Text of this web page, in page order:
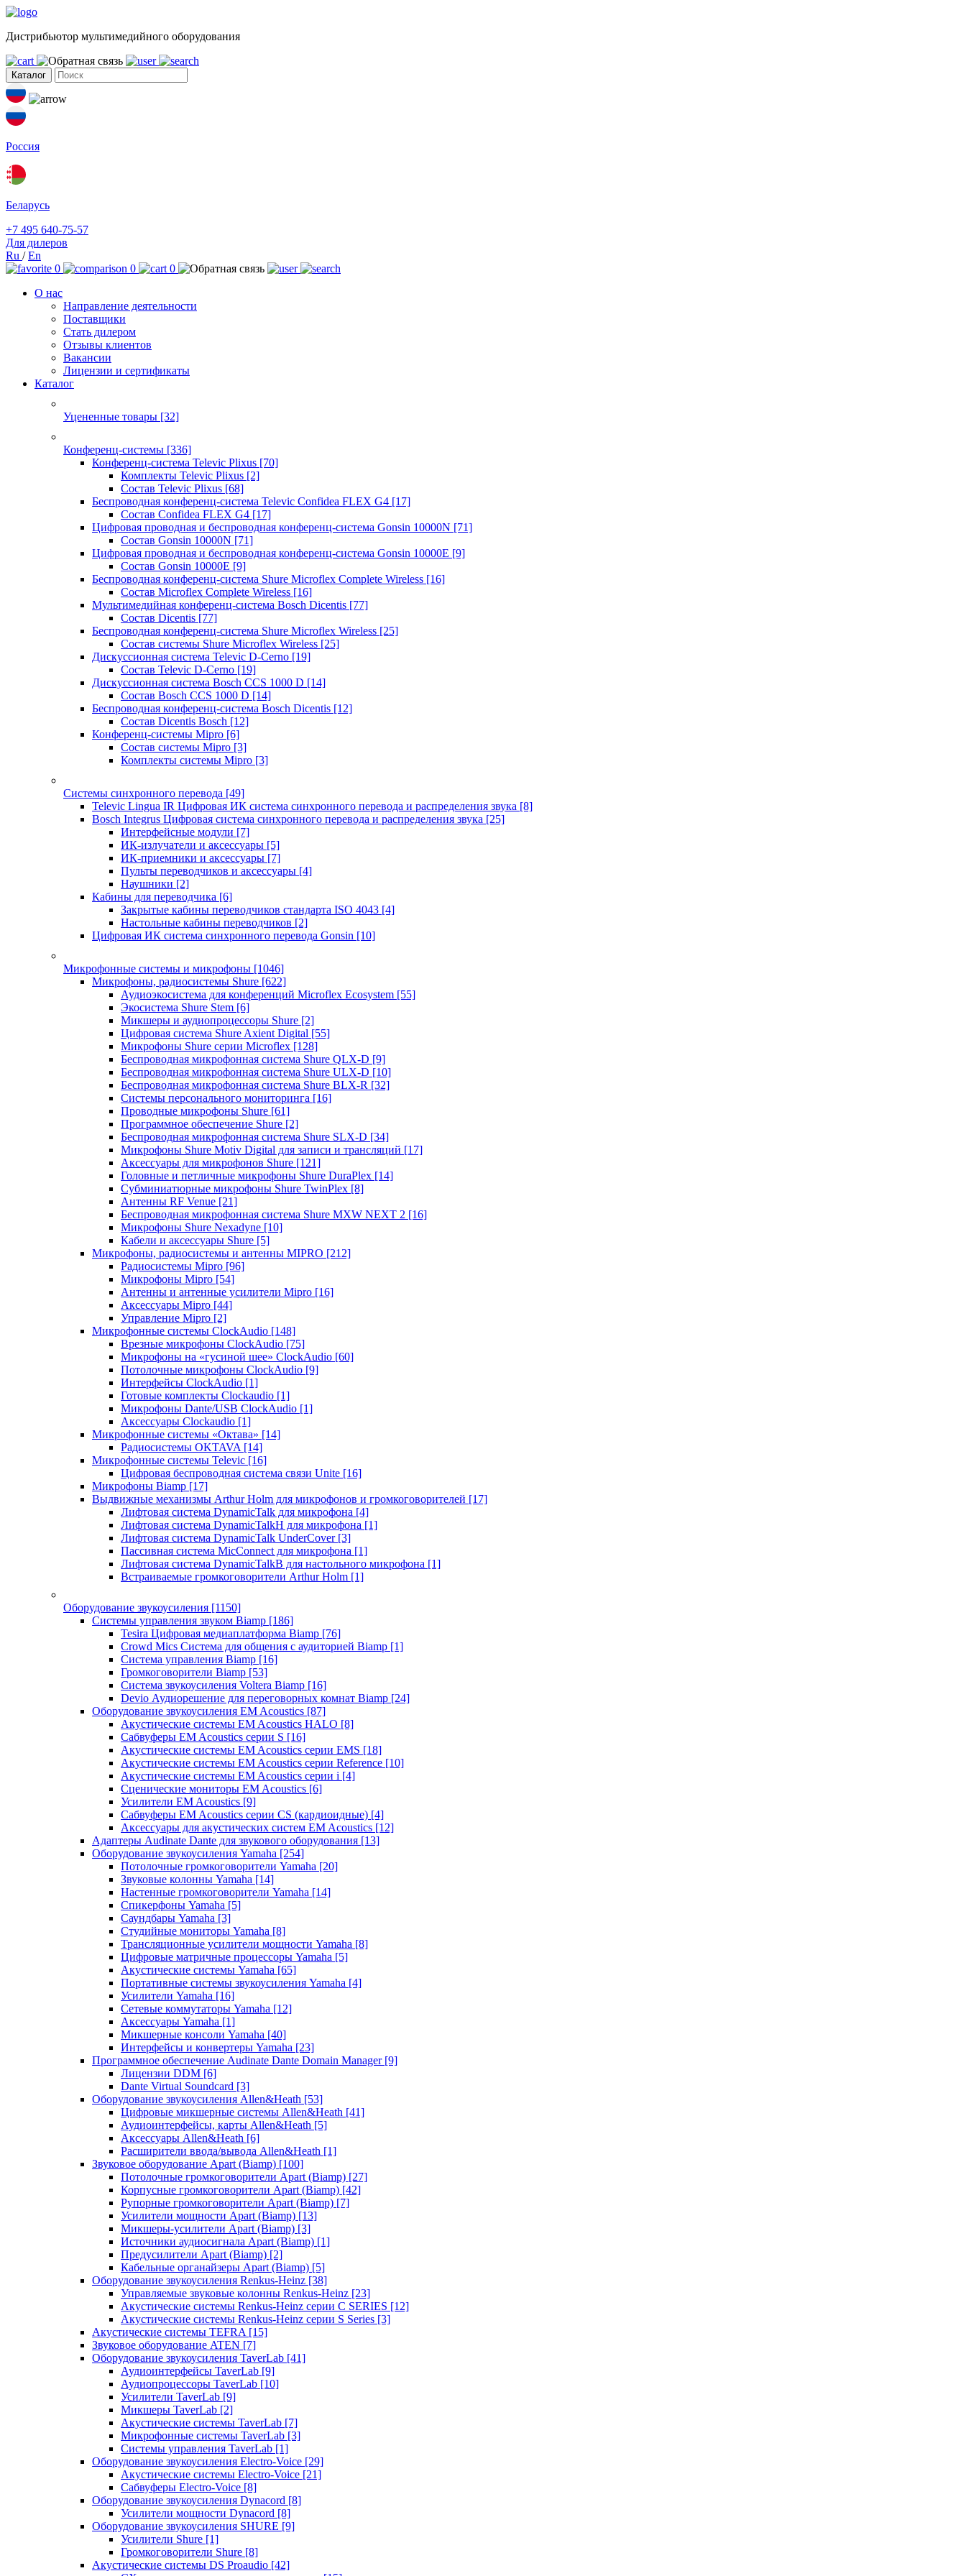
Дистрибьютор мультимедийного оборудования
Каталог
Россия
Беларусь
+7 495 640-75-57
Для дилеров
Ru /En
0
0
0
О нас
Направление деятельности
Поставщики
Стать дилером
Отзывы клиентов
Вакансии
Лицензии и сертификаты
Каталог
Уцененные товары [32]
Конференц-системы [336]
Конференц-система Televic Plixus [70]
Комплекты Televic Plixus [2]
Состав Televic Plixus [68]
Беспроводная конференц-система Televic Confidea FLEX G4 [17]
Состав Confidea FLEX G4 [17]
Цифровая проводная и беспроводная конференц-система Gonsin 10000N [71]
Состав Gonsin 10000N [71]
Цифровая проводная и беспроводная конференц-система Gonsin 10000E [9]
Состав Gonsin 10000E [9]
Беспроводная конференц-система Shure Microflex Complete Wireless [16]
Состав Microflex Complete Wireless [16]
Мультимедийная конференц-система Bosch Dicentis [77]
Состав Dicentis [77]
Беспроводная конференц-система Shure Microflex Wireless [25]
Состав системы Shure Microflex Wireless [25]
Дискуссионная система Televic D-Cerno [19]
Состав Televic D-Cerno [19]
Дискуссионная система Bosch CCS 1000 D [14]
Состав Bosch CCS 1000 D [14]
Беспроводная конференц-система Bosch Dicentis [12]
Состав Dicentis Bosch [12]
Конференц-системы Mipro [6]
Состав системы Mipro [3]
Комплекты системы Mipro [3]
Системы синхронного перевода [49]
Televic Lingua IR Цифровая ИК система синхронного перевода и распределения звука [8]
Bosch Integrus Цифровая система синхронного перевода и распределения звука [25]
Интерфейсные модули [7]
ИК-излучатели и аксессуары [5]
ИК-приемники и аксессуары [7]
Пульты переводчиков и аксессуары [4]
Наушники [2]
Кабины для переводчика [6]
Закрытые кабины переводчиков стандарта ISO 4043 [4]
Настольные кабины переводчиков [2]
Цифровая ИК система синхронного перевода Gonsin [10]
Микрофонные системы и микрофоны [1046]
Микрофоны, радиосистемы Shure [622]
Аудиоэкосистема для конференций Microflex Ecosystem [55]
Экосистема Shure Stem [6]
Микшеры и аудиопроцессоры Shure [2]
Цифровая система Shure Axient Digital [55]
Микрофоны Shure серии Microflex [128]
Беспроводная микрофонная система Shure QLX-D [9]
Беспроводная микрофонная система Shure ULX-D [10]
Беспроводная микрофонная система Shure BLX-R [32]
Системы персонального мониторинга [16]
Проводные микрофоны Shure [61]
Программное обеспечение Shure [2]
Беспроводная микрофонная система Shure SLX-D [34]
Микрофоны Shure Motiv Digital для записи и трансляций [17]
Аксессуары для микрофонов Shure [121]
Головные и петличные микрофоны Shure DuraPlex [14]
Субминиатюрные микрофоны Shure TwinPlex [8]
Антенны RF Venue [21]
Беспроводная микрофонная система Shure MXW NEXT 2 [16]
Микрофоны Shure Nexadyne [10]
Кабели и аксессуары Shure [5]
Микрофоны, радиосистемы и антенны MIPRO [212]
Радиосистемы Mipro [96]
Микрофоны Mipro [54]
Антенны и антенные усилители Mipro [16]
Аксессуары Mipro [44]
Управление Mipro [2]
Микрофонные системы ClockAudio [148]
Врезные микрофоны ClockAudio [75]
Микрофоны на «гусиной шее» ClockAudio [60]
Потолочные микрофоны ClockAudio [9]
Интерфейсы ClockAudio [1]
Готовые комплекты Clockaudio [1]
Микрофоны Dante/USB ClockAudio [1]
Аксессуары Clockaudio [1]
Микрофонные системы «Октава» [14]
Радиосистемы OKTAVA [14]
Микрофонные системы Televic [16]
Цифровая беспроводная система связи Unite [16]
Микрофоны Biamp [17]
Выдвижные механизмы Arthur Holm для микрофонов и громкоговорителей [17]
Лифтовая система DynamicTalk для микрофона [4]
Лифтовая система DynamicTalkH для микрофона [1]
Лифтовая система DynamicTalk UnderCover [3]
Пассивная система MicConnect для микрофона [1]
Лифтовая система DynamicTalkB для настольного микрофона [1]
Встраиваемые громкоговорители Arthur Holm [1]
Оборудование звукоусиления [1150]
Системы управления звуком Biamp [186]
Tesira Цифровая медиаплатформа Biamp [76]
Crowd Mics Система для общения с аудиторией Biamp [1]
Система управления Biamp [16]
Громкоговорители Biamp [53]
Система звукоусиления Voltera Biamp [16]
Devio Аудиорешение для переговорных комнат Biamp [24]
Оборудование звукоусиления EM Acoustics [87]
Акустические системы EM Acoustics HALO [8]
Сабвуферы EM Acoustics серии S [16]
Акустические системы EM Acoustics серии EMS [18]
Акустические системы EM Acoustics серии Reference [10]
Акустические системы EM Acoustics серии i [4]
Сценические мониторы EM Acoustics [6]
Усилители EM Acoustics [9]
Сабвуферы EM Acoustics серии CS (кардиоидные) [4]
Аксессуары для акустических систем EM Acoustics [12]
Адаптеры Audinate Dante для звукового оборудования [13]
Оборудование звукоусиления Yamaha [254]
Потолочные громкоговорители Yamaha [20]
Звуковые колонны Yamaha [14]
Настенные громкоговорители Yamaha [14]
Спикерфоны Yamaha [5]
Саундбары Yamaha [3]
Студийные мониторы Yamaha [8]
Трансляционные усилители мощности Yamaha [8]
Цифровые матричные процессоры Yamaha [5]
Акустические системы Yamaha [65]
Портативные системы звукоусиления Yamaha [4]
Усилители Yamaha [16]
Сетевые коммутаторы Yamaha [12]
Аксессуары Yamaha [1]
Микшерные консоли Yamaha [40]
Интерфейсы и конвертеры Yamaha [23]
Программное обеспечение Audinate Dante Domain Manager [9]
Лицензии DDM [6]
Dante Virtual Soundcard [3]
Оборудование звукоусиления Allen&Heath [53]
Цифровые микшерные системы Allen&Heath [41]
Аудиоинтерфейсы, карты Allen&Heath [5]
Аксессуары Allen&Heath [6]
Расширители ввода/вывода Allen&Heath [1]
Звуковое оборудование Apart (Biamp) [100]
Потолочные громкоговорители Apart (Biamp) [27]
Корпусные громкоговорители Apart (Biamp) [42]
Рупорные громкоговорители Apart (Biamp) [7]
Усилители мощности Apart (Biamp) [13]
Микшеры-усилители Apart (Biamp) [3]
Источники аудиосигнала Apart (Biamp) [1]
Предусилители Apart (Biamp) [2]
Кабельные органайзеры Apart (Biamp) [5]
Оборудование звукоусиления Renkus-Heinz [38]
Управляемые звуковые колонны Renkus-Heinz [23]
Акустические системы Renkus-Heinz серии C SERIES [12]
Акустические системы Renkus-Heinz серии S Series [3]
Акустические системы TEFRA [15]
Звуковое оборудование ATEN [7]
Оборудование звукоусиления TaverLab [41]
Аудиоинтерфейсы TaverLab [9]
Аудиопроцессоры TaverLab [10]
Усилители TaverLab [9]
Микшеры TaverLab [2]
Акустические системы TaverLab [7]
Микрофонные системы TaverLab [3]
Системы управления TaverLab [1]
Оборудование звукоусиления Electro-Voice [29]
Акустические системы Electro-Voice [21]
Сабвуферы Electro-Voice [8]
Оборудование звукоусиления Dynacord [8]
Усилители мощности Dynacord [8]
Оборудование звукоусиления SHURE [9]
Усилители Shure [1]
Громкоговорители Shure [8]
Акустические системы DS Proaudio [42]